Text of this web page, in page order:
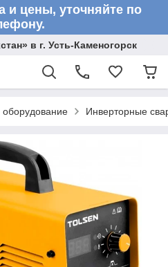
и цены, уточняйте по
в г. Усть-Каменогорск
Инверторные